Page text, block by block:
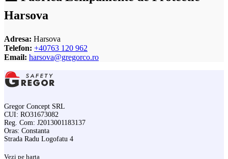
Harsova
Adresa: Harsova
Telefon: +40763 120 962
Email: harsova@gregorco.ro
Gregor Concept SRL
CUI: RO31673082
Reg. Com: J2013001183137
Oras: Constanta
Strada Radu Logofatu 4
Vezi pe harta